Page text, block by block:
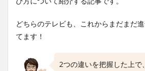
どちらのテレビも、これからまだまだ
てます！
2つの違いを把握した上